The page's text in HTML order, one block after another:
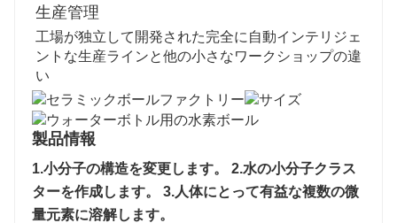
生産管理
工場が独立して開発された完全に自動インテリジェ
ントな生産ラインと他の小さなワークショップの違
い
製品情報
1.小分子の構造を変更します。 2.水の小分子クラス
ターを作成します。 3.人体にとって有益な複数の微
量元素に溶解します。